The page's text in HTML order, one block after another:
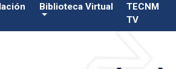
Biblioteca Virtual
TECNM
TV